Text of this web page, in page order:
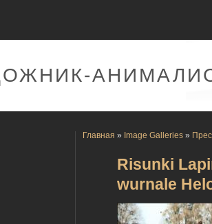
Главная » Image Galleries »
Risunki
wurnale